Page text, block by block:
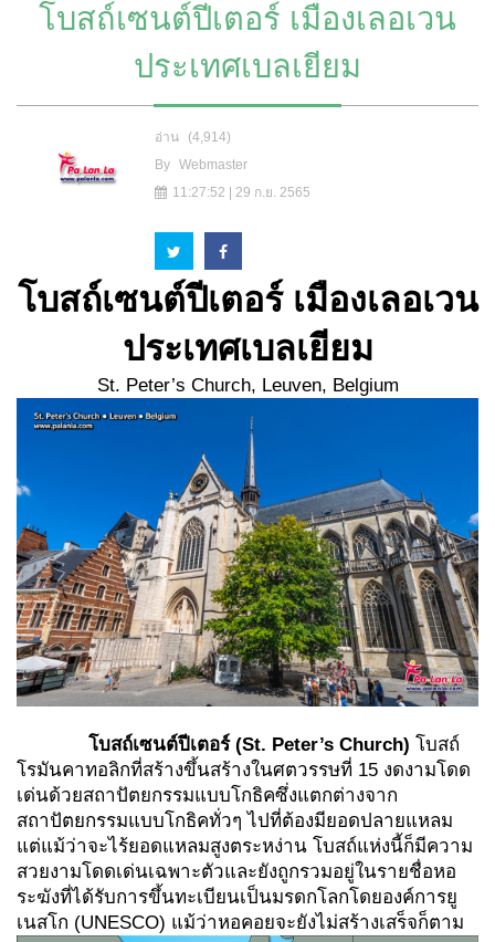
โบสถ์เซนต์ปีเตอร์ เมืองเลอเวน
ประเทศเบลเยียม
อ่าน
(4,914)
By
Webmaster
11:27:52 | 29 ก.ย. 2565
โบสถ์เซนต์ปีเตอร์เมืองเลอเวน
ประเทศเบลเยียม
St. Peter’s Church, Leuven, Belgium
โบสถ์เซนต์ปีเตอร์(St. Peter’s Church) โบสถ์
โรมันคาทอลิกที่สร้างขึ้นสร้างในศตวรรษที่ 15 งดงามโดด
เด่นด้วยสถาปัตยกรรมแบบโกธิคซึ่งแตกต่างจาก
สถาปัตยกรรมแบบโกธิคทั่วๆ ไปที่ต้องมียอดปลายแหลม
แต่แม้ว่าจะไร้ยอดแหลมสูงตระหง่าน โบสถ์แห่งนี้ก็มีความ
สวยงามโดดเด่นเฉพาะตัวและยังถูกรวมอยู่ในรายชื่อหอ
ระฆังที่ได้รับการขึ้นทะเบียนเป็นมรดกโลกโดยองค์การยู
เนสโก (UNESCO) แม้ว่าหอคอยจะยังไม่สร้างเสร็จก็ตาม